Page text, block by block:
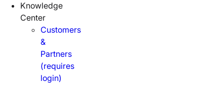
Knowledge
Center
Customers
&
Partners
(requires
login)